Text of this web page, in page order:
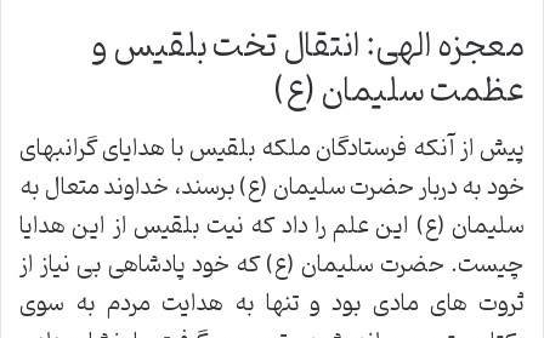
معجزه الهی: انتقال تخت بلقیس و
عظمت سلیمان (ع)
پیش از آنکه فرستادگان ملکه بلقیس با هدایای گرانبهای
خود به دربار حضرت سلیمان (ع) برسند، خداوند متعال به
سلیمان (ع) این علم را داد که نیت بلقیس از این هدایا
چیست. حضرت سلیمان (ع) که خود پادشاهی بی نیاز از
ثروت های مادی بود و تنها به هدایت مردم به سوی